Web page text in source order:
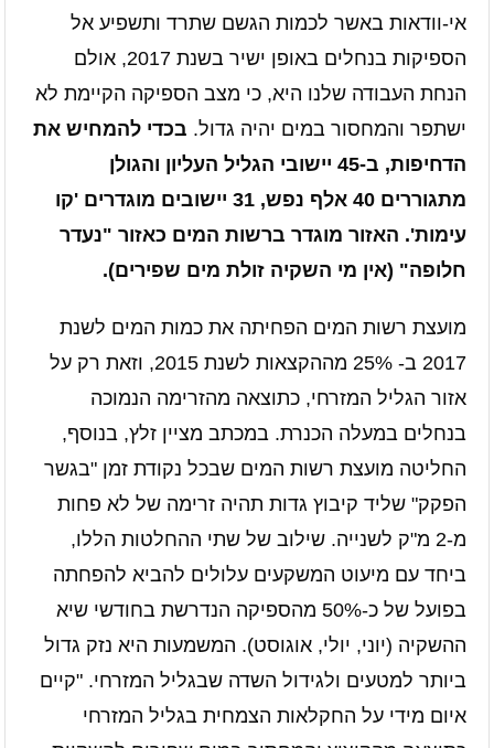
אי-וודאות באשר לכמות הגשם שתרד ותשפיע אל
הספיקות בנחלים באופן ישיר בשנת 2017, אולם
הנחת העבודה שלנו היא, כי מצב הספיקה הקיימת לא
ישתפר והמחסור במים יהיה גדול. בכדי להמחיש את
הדחיפות, ב-45 יישובי הגליל העליון והגולן
מתגוררים 40 אלף נפש, 31 יישובים מוגדרים 'קו
עימות'. האזור מוגדר ברשות המים כאזור "נעדר
חלופה" (אין מי השקיה זולת מים שפירים).
מועצת רשות המים הפחיתה את כמות המים לשנת
2017 ב- 25% מההקצאות לשנת 2015, וזאת רק על
אזור הגליל המזרחי, כתוצאה מהזרימה הנמוכה
בנחלים במעלה הכנרת. במכתב מציין זלץ, בנוסף,
החליטה מועצת רשות המים שבכל נקודת זמן "בגשר
הפקק" שליד קיבוץ גדות תהיה זרימה של לא פחות
מ-2 מ"ק לשנייה. שילוב של שתי ההחלטות הללו,
ביחד עם מיעוט המשקעים עלולים להביא להפחתה
בפועל של כ-50% מהספיקה הנדרשת בחודשי שיא
ההשקיה (יוני, יולי, אוגוסט). המשמעות היא נזק גדול
ביותר למטעים ולגידול השדה שבגליל המזרחי. "קיים
איום מידי על החקלאות הצמחית בגליל המזרחי